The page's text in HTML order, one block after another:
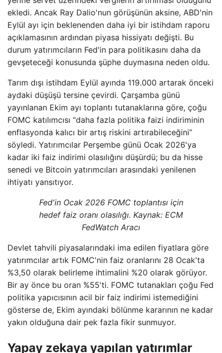
ekledi. Ancak Ray Dalio'nun görüşünün aksine, ABD'nin
Eylül ayı için beklenenden daha iyi bir istihdam raporu
açıklamasının ardından piyasa hissiyatı değişti. Bu
durum yatırımcıların Fed'in para politikasını daha da
gevşeteceği konusunda şüphe duymasına neden oldu.
Tarım dışı istihdam Eylül ayında 119.000 artarak önceki
aydaki düşüşü tersine çevirdi. Çarşamba günü
yayınlanan Ekim ayı toplantı tutanaklarına göre, çoğu
FOMC katılımcısı “daha fazla politika faizi indiriminin
enflasyonda kalıcı bir artış riskini artırabileceğini”
söyledi. Yatırımcılar Perşembe günü Ocak 2026'ya
kadar iki faiz indirimi olasılığını düşürdü; bu da hisse
senedi ve Bitcoin yatırımcıları arasındaki yenilenen
ihtiyatı yansıtıyor.
Fed'in Ocak 2026 FOMC toplantısı için
hedef faiz oranı olasılığı. Kaynak: ECM
FedWatch Aracı
Devlet tahvili piyasalarındaki ima edilen fiyatlara göre
yatırımcılar artık FOMC'nin faiz oranlarını 28 Ocak'ta
%3,50 olarak belirleme ihtimalini %20 olarak görüyor.
Bir ay önce bu oran %55'ti. FOMC tutanakları çoğu Fed
politika yapıcısının acil bir faiz indirimi istemediğini
gösterse de, Ekim ayındaki bölünme kararının ne kadar
yakın olduğuna dair pek fazla fikir sunmuyor.
Yapay zekaya yapılan yatırımlar